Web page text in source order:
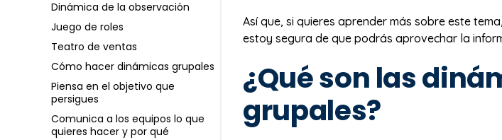
Dinámica de la observación
Juego de roles
Teatro de ventas
Cómo hacer dinámicas grupales
Piensa en el objetivo que
persigues
Comunica a los equipos lo que
quieres hacer y por qué
Así que, si quieres aprender más sobre este
estoy segura de que podrás aprovechar la
¿Qué son las
grupales?